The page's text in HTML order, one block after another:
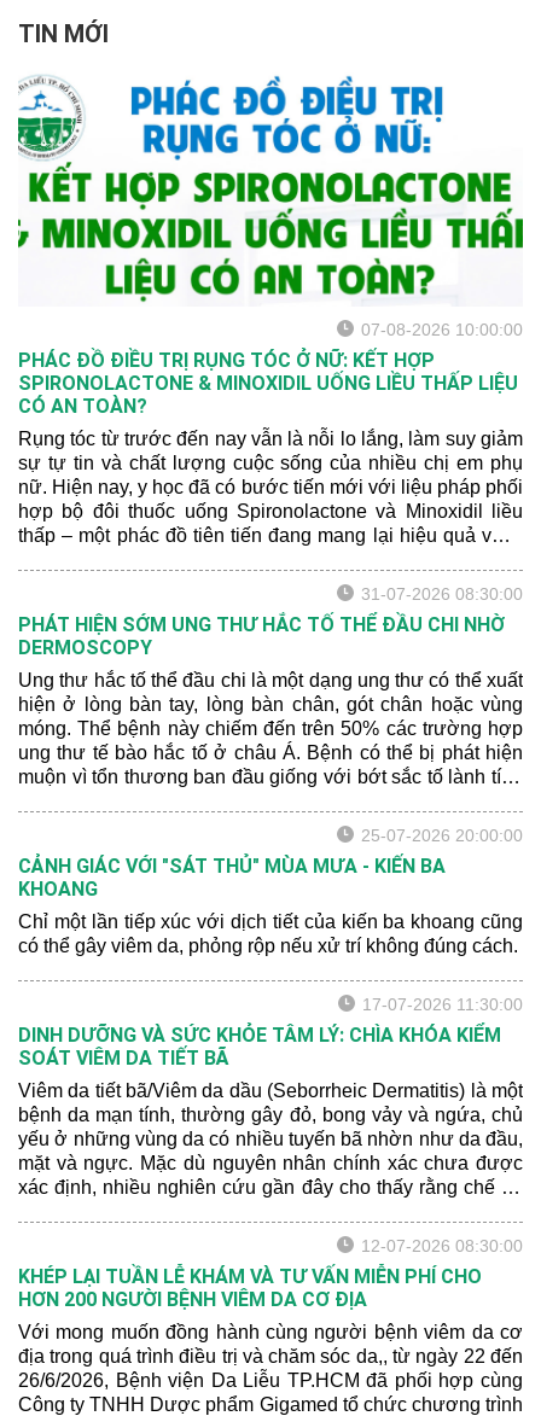
TIN MỚI
07-08-2026 10:00:00
PHÁC ĐỒ ĐIỀU TRỊ RỤNG TÓC Ở NỮ: KẾT HỢP
SPIRONOLACTONE & MINOXIDIL UỐNG LIỀU THẤP LIỆU
CÓ AN TOÀN?
Rụng tóc từ trước đến nay vẫn là nỗi lo lắng, làm suy giảm
sự tự tin và chất lượng cuộc sống của nhiều chị em phụ
nữ. Hiện nay, y học đã có bước tiến mới với liệu pháp phối
hợp bộ đôi thuốc uống Spironolactone và Minoxidil liều
thấp – một phác đồ tiên tiến đang mang lại hiệu quả vượt
31-07-2026 08:30:00
PHÁT HIỆN SỚM UNG THƯ HẮC TỐ THỂ ĐẦU CHI NHỜ
DERMOSCOPY
Ung thư hắc tố thể đầu chi là một dạng ung thư có thể xuất
hiện ở lòng bàn tay, lòng bàn chân, gót chân hoặc vùng
móng. Thể bệnh này chiếm đến trên 50% các trường hợp
ung thư tế bào hắc tố ở châu Á. Bệnh có thể bị phát hiện
muộn vì tổn thương ban đầu giống với bớt sắc tố lành tính
25-07-2026 20:00:00
CẢNH GIÁC VỚI "SÁT THỦ" MÙA MƯA - KIẾN BA
KHOANG
Chỉ một lần tiếp xúc với dịch tiết của kiến ba khoang cũng
có thể gây viêm da, phỏng rộp nếu xử trí không đúng cách.
17-07-2026 11:30:00
DINH DƯỠNG VÀ SỨC KHỎE TÂM LÝ: CHÌA KHÓA KIỂM
SOÁT VIÊM DA TIẾT BÃ
Viêm da tiết bã/Viêm da dầu (Seborrheic Dermatitis) là một
bệnh da mạn tính, thường gây đỏ, bong vảy và ngứa, chủ
yếu ở những vùng da có nhiều tuyến bã nhờn như da đầu,
mặt và ngực. Mặc dù nguyên nhân chính xác chưa được
xác định, nhiều nghiên cứu gần đây cho thấy rằng chế độ
12-07-2026 08:30:00
KHÉP LẠI TUẦN LỄ KHÁM VÀ TƯ VẤN MIỄN PHÍ CHO
HƠN 200 NGƯỜI BỆNH VIÊM DA CƠ ĐỊA
Với mong muốn đồng hành cùng người bệnh viêm da cơ
địa trong quá trình điều trị và chăm sóc da,, từ ngày 22 đến
26/6/2026, Bệnh viện Da Liễu TP.HCM đã phối hợp cùng
Công ty TNHH Dược phẩm Gigamed tổ chức chương trình